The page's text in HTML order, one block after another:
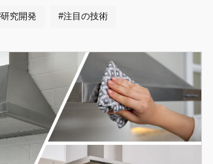
究開発 #注目の技術